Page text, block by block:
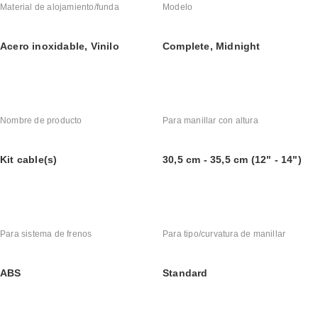
Material de alojamiento/funda
Acero inoxidable, Vinilo
Modelo
Complete, Midnight
Nombre de producto
Kit cable(s)
Para manillar con altura
30,5 cm - 35,5 cm (12" - 14")
Para sistema de frenos
ABS
Para tipo/curvatura de manillar
Standard